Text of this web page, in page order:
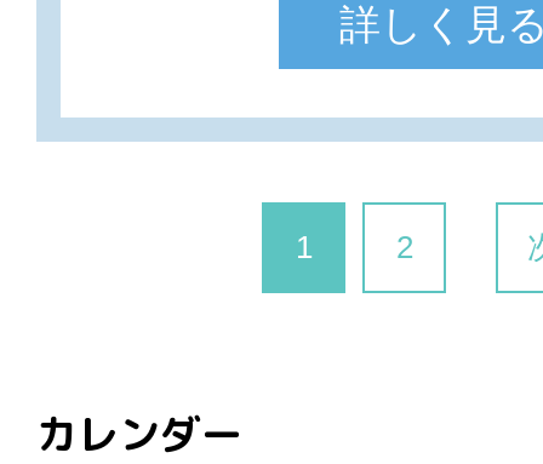
詳しく見
1 2
カレンダー